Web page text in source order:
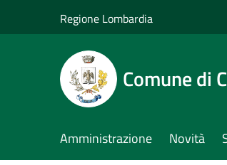
Regione Lombardia
Comune di
Amministrazione Novità